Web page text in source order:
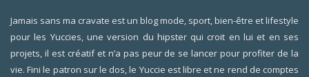
Jamais sans ma cravate est un blog mode, sport, bien-être et lifestyle
pour les Yuccies, une version du hipster qui croit en lui et en ses
projets, il est créatif et n’a pas peur de se lancer pour profiter de la
vie. Fini le patron sur le dos, le Yuccie est libre et ne rend de comptes